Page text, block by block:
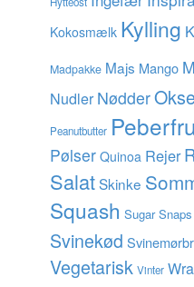
Kokosmælk Kylling
Madpakke Majs Mango
Nudler Nødder
Peanutbutter
Pølser Quinoa Rejer
SalatSkinke
Squash Sugar Snaps
Svinekød
Vegetarisk Vinter